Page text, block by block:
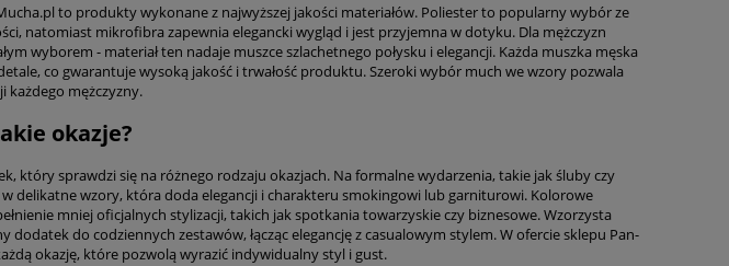
to produkty wykonane z najwyższej jakości materiałów. Poliester to popularny wybór ze
natomiast mikrofibra zapewnia elegancki wygląd i jest przyjemna w dotyku. Dla mężczyzn
wyborem - materiał ten nadaje muszce szlachetnego połysku i elegancji. Każda muszka męska
co gwarantuje wysoką jakość i trwałość produktu. Szeroki wybór much we wzory pozwala
mężczyzny.
okazje?
który sprawdzi się na różnego rodzaju okazjach. Na formalne wydarzenia, takie jak śluby czy
delikatne wzory, która doda elegancji i charakteru smokingowi lub garniturowi. Kolorowe
mniej oficjalnych stylizacji, takich jak spotkania towarzyskie czy biznesowe. Wzorzysta
do codziennych zestawów, łącząc elegancję z casualowym stylem. W ofercie sklepu Pan-
okazję, które pozwolą wyrazić indywidualny styl i gust.